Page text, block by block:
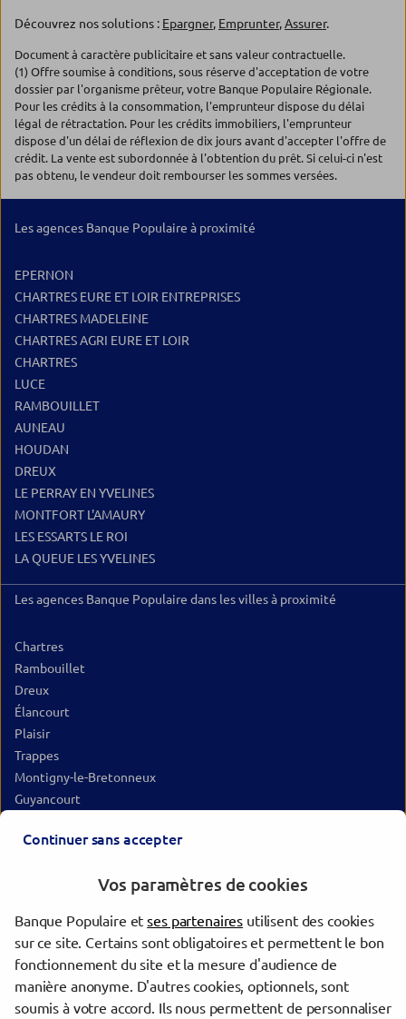
Découvrez nos solutions : Epargner, Emprunter,Assurer.
Document à caractère publicitaire et sans valeur contractuelle.
(1) Offre soumise à conditions, sous réserve d'acceptation de votre
dossier par l'organisme prêteur, votre Banque Populaire Régionale.
Pour les crédits à la consommation, l'emprunteur dispose du délai
légal de rétractation. Pour les crédits immobiliers, l'emprunteur
dispose d'un délai de réflexion de dix jours avant d'accepter l'offre de
crédit. La vente est subordonnée à l'obtention du prêt. Si celui-ci n'est
pas obtenu, le vendeur doit rembourser les sommes versées.
Les agences Banque Populaire à proximité
EPERNON
CHARTRES EURE ET LOIR ENTREPRISES
CHARTRES MADELEINE
CHARTRES AGRI EURE ET LOIR
CHARTRES
LUCE
RAMBOUILLET
AUNEAU
HOUDAN
DREUX
LE PERRAY EN YVELINES
MONTFORT L'AMAURY
LES ESSARTS LE ROI
LA QUEUE LES YVELINES
Les agences Banque Populaire dans les villes à proximité
Chartres
Rambouillet
Dreux
Élancourt
Plaisir
Trappes
Montigny-le-Bretonneux
Guyancourt
Saint-Cyr-l'École
Étampes
Versailles
Le Chesnay-Rocquencourt
Poissy
Continuer sans accepter
Vos paramètres de cookies
Banque Populaire etses partenaires utilisent des cookies
sur ce site. Certains sont obligatoires et permettent le bon
fonctionnement du site et la mesure d'audience de
manière anonyme. D'autres cookies, optionnels, sont
soumis à votre accord. Ils nous permettent de personnaliser